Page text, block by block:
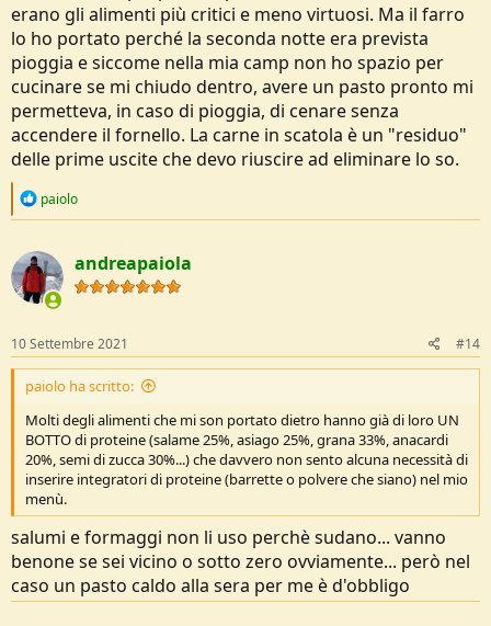
erano gli alimenti più critici e meno virtuosi. Ma il farro
lo ho portato perché la seconda notte era prevista
pioggia e siccome nella mia camp non ho spazio per
cucinare se mi chiudo dentro, avere un pasto pronto mi
permetteva, in caso di pioggia, di cenare senza
accendere il fornello. La carne in scatola è un "residuo"
delle prime uscite che devo riuscire ad eliminare lo so.
R
c
t
i
o
s
:
paiolo
andreapaiola
10 Settembre 2021 #14
paiolo ha scritto:
Molti degli alimenti che mi son portato dietro hanno già di loro UN
BOTTO di proteine (salame 25%, asiago 25%, grana 33%, anacardi
20%, semi di zucca 30%...) che davvero non sento alcuna necessità di
inserire integratori di proteine (barrette o polvere che siano) nel mio
menù.
salumi e formaggi non li uso perchè sudano... vanno
benone se sei vicino o sotto zero ovviamente... però nel
caso un pasto caldo alla sera per me è d'obbligo